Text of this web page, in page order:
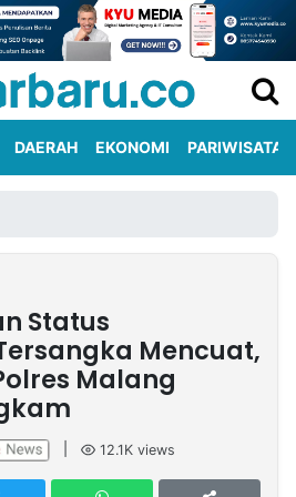
DAERAH EKONOMI PARIWISATA
Status
Mencuat,
Malang
12.1K views